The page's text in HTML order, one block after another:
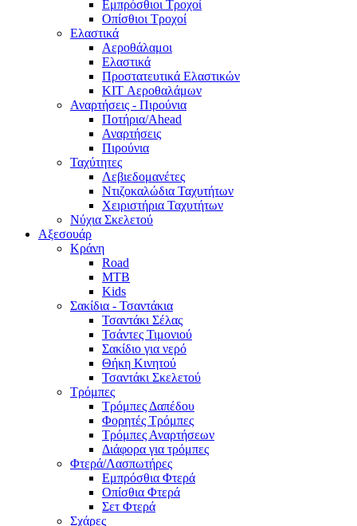
Εμπρόσθιοι Τροχοί
Οπίσθιοι Τροχοί
Ελαστικά
Αεροθάλαμοι
Ελαστικά
Προστατευτικά Ελαστικών
KIT Αεροθαλάμων
Αναρτήσεις - Πιρούνια
Ποτήρια/Ahead
Αναρτήσεις
Πιρούνια
Ταχύτητες
Λεβιεδομανέτες
Ντιζοκαλώδια Ταχυτήτων
Χειριστήρια Ταχυτήτων
Νύχια Σκελετού
Αξεσουάρ
Κράνη
Road
MTB
Kids
Σακίδια - Τσαντάκια
Τσαντάκι Σέλας
Τσάντες Τιμονιού
Σακίδιο για νερό
Θήκη Κινητού
Τσαντάκι Σκελετού
Τρόμπες
Τρόμπες Δαπέδου
Φορητές Τρόμπες
Τρόμπες Αναρτήσεων
Διάφορα για τρόμπες
Φτερά/Λασπωτήρες
Εμπρόσθια Φτερά
Οπίσθια Φτερά
Σετ Φτερά
Σχάρες